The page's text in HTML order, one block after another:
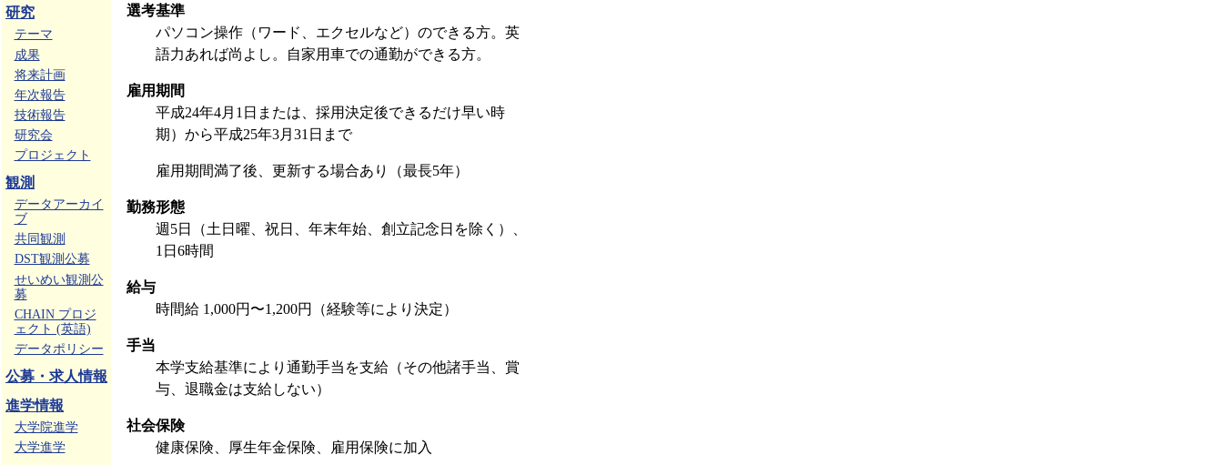
研究
テーマ
成果
将来計画
年次報告
技術報告
研究会
プロジェクト
観測
データアーカイ
ブ
共同観測
DST観測公募
せいめい観測公
募
CHAIN プロジ
ェクト (英語)
データポリシー
公募・求人情報
進学情報
大学院進学
大学進学
選考基準
パソコン操作（ワード、エクセルなど）のできる方。英
語力あれば尚よし。自家用車での通勤ができる方。
雇用期間
平成24年4月1日または、採用決定後できるだけ早い時
期）から平成25年3月31日まで
雇用期間満了後、更新する場合あり（最長5年）
勤務形態
週5日（土日曜、祝日、年末年始、創立記念日を除く）、
1日6時間
給与
時間給 1,000円〜1,200円（経験等により決定）
手当
本学支給基準により通勤手当を支給（その他諸手当、賞
与、退職金は支給しない）
社会保険
健康保険、厚生年金保険、雇用保険に加入